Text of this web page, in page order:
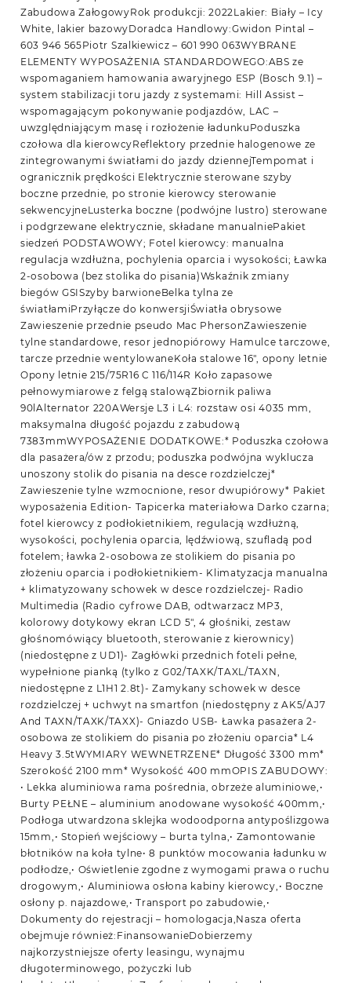
Zabudowa ZałogowyRok produkcji: 2022Lakier: Biały – Icy
White, lakier bazowyDoradca Handlowy:Gwidon Pintal –
603 946 565Piotr Szalkiewicz – 601 990 063WYBRANE
ELEMENTY WYPOSAŻENIA STANDARDOWEGO:ABS ze
wspomaganiem hamowania awaryjnego ESP (Bosch 9.1) –
system stabilizacji toru jazdy z systemami: Hill Assist –
wspomagającym pokonywanie podjazdów, LAC –
uwzględniającym masę i rozłożenie ładunkuPoduszka
czołowa dla kierowcyReflektory przednie halogenowe ze
zintegrowanymi światłami do jazdy dziennejTempomat i
ogranicznik prędkości Elektrycznie sterowane szyby
boczne przednie, po stronie kierowcy sterowanie
sekwencyjneLusterka boczne (podwójne lustro) sterowane
i podgrzewane elektrycznie, składane manualniePakiet
siedzeń PODSTAWOWY; Fotel kierowcy: manualna
regulacja wzdłużna, pochylenia oparcia i wysokości; Ławka
2-osobowa (bez stolika do pisania)Wskaźnik zmiany
biegów GSISzyby barwioneBelka tylna ze
światłamiPrzyłącze do konwersjiŚwiatła obrysowe
Zawieszenie przednie pseudo Mac PhersonZawieszenie
tylne standardowe, resor jednopiórowy Hamulce tarczowe,
tarcze przednie wentylowaneKoła stalowe 16″, opony letnie
Opony letnie 215/75R16 C 116/114R Koło zapasowe
pełnowymiarowe z felgą stalowąZbiornik paliwa
90lAlternator 220AWersje L3 i L4: rozstaw osi 4035 mm,
maksymalna długość pojazdu z zabudową
7383mmWYPOSAŻENIE DODATKOWE:* Poduszka czołowa
dla pasażera/ów z przodu; poduszka podwójna wyklucza
unoszony stolik do pisania na desce rozdzielczej*
Zawieszenie tylne wzmocnione, resor dwupiórowy* Pakiet
wyposażenia Edition- Tapicerka materiałowa Darko czarna;
fotel kierowcy z podłokietnikiem, regulacją wzdłużną,
wysokości, pochylenia oparcia, lędźwiową, szufladą pod
fotelem; ławka 2-osobowa ze stolikiem do pisania po
złożeniu oparcia i podłokietnikiem- Klimatyzacja manualna
+ klimatyzowany schowek w desce rozdzielczej- Radio
Multimedia (Radio cyfrowe DAB, odtwarzacz MP3,
kolorowy dotykowy ekran LCD 5″, 4 głośniki, zestaw
głośnomówiący bluetooth, sterowanie z kierownicy)
(niedostępne z UD1)- Zagłówki przednich foteli pełne,
wypełnione pianką (tylko z G02/TAXK/TAXL/TAXN,
niedostępne z L1H1 2.8t)- Zamykany schowek w desce
rozdzielczej + uchwyt na smartfon (niedostępny z AK5/AJ7
And TAXN/TAXK/TAXX)- Gniazdo USB- Ławka pasażera 2-
osobowa ze stolikiem do pisania po złożeniu oparcia* L4
Heavy 3.5tWYMIARY WEWNETRZENE* Długość 3300 mm*
Szerokość 2100 mm* Wysokość 400 mmOPIS ZABUDOWY:
• Lekka aluminiowa rama pośrednia, obrzeże aluminiowe,•
Burty PEŁNE – aluminium anodowane wysokość 400mm,•
Podłoga utwardzona sklejka wodoodporna antypoślizgowa
15mm,• Stopień wejściowy – burta tylna,• Zamontowanie
błotników na koła tylne• 8 punktów mocowania ładunku w
podłodze,• Oświetlenie zgodne z wymogami prawa o ruchu
drogowym,• Aluminiowa osłona kabiny kierowcy,• Boczne
osłony p. najazdowe,• Transport po zabudowie,•
Dokumenty do rejestracji – homologacja,Nasza oferta
obejmuje również:FinansowanieDobierzemy
najkorzystniejsze oferty leasingu, wynajmu
długoterminowego, pożyczki lub